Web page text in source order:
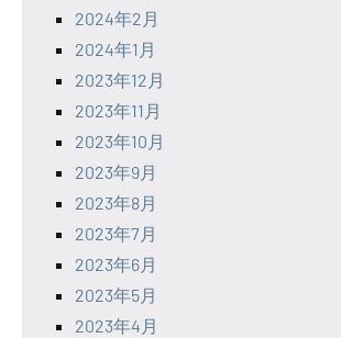
2024年2月
2024年1月
2023年12月
2023年11月
2023年10月
2023年9月
2023年8月
2023年7月
2023年6月
2023年5月
2023年4月